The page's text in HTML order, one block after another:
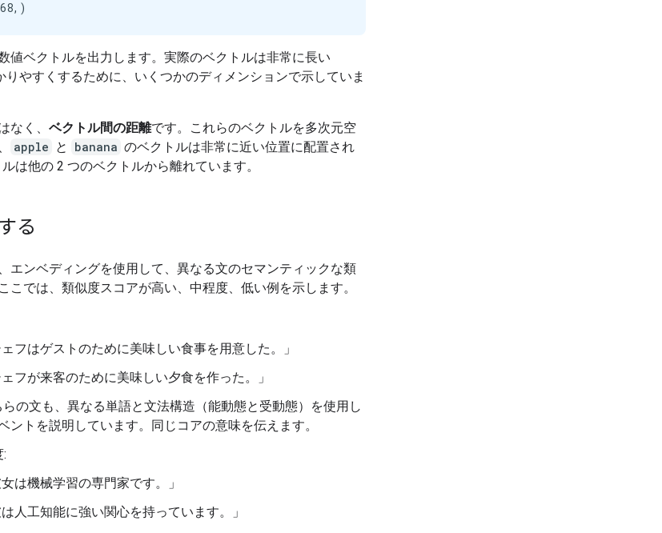
値ベクトルを出力します。実際のベクトルは非常に長い
りやすくするために、いくつかのディメンションで示していま
なく、 ベクトル間の距離です。これらのベクトルを多次元空
apple と banana のベクトルは非常に近い位置に配置され
は他の 2 つのベクトルから離れています。
る
エンベディングを使用して、異なる文のセマンティックな類
こでは、類似度スコアが高い、中程度、低い例を示します。
フはゲストのために美味しい食事を用意した。」
フが来客のために美味しい夕食を作った。」
らの文も、異なる単語と文法構造（能動態と受動態）を使用し
ントを説明しています。同じコアの意味を伝えます。
は機械学習の専門家です。」
人工知能に強い関心を持っています。」